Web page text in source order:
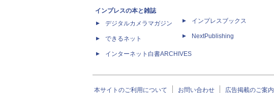
インプレスの本と雑誌
デジタルカメラマガジン
できるネット
インターネット白書ARCHIVES
インプレスブックス
NextPublishing
本サイトのご利用について お問い合わせ 広告掲載のご案内